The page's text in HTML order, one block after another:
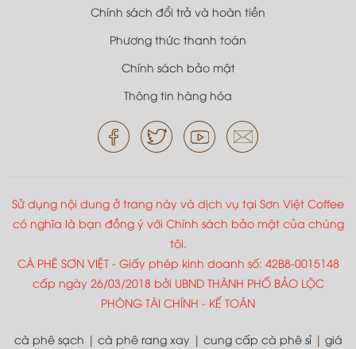
Chính sách đổi trả và hoàn tiền
Phương thức thanh toán
Chính sách bảo mật
Thông tin hàng hóa
Sử dụng nội dung ở trang này và dịch vụ tại Sơn Việt Coffee
có nghĩa là bạn đồng ý với Chính sách bảo mật của chúng
tôi.
CÀ PHÊ SƠN VIỆT - Giấy phép kinh doanh số: 42B8-0015148
cấp ngày 26/03/2018 bởi UBND THÀNH PHỐ BẢO LỘC
PHÒNG TÀI CHÍNH - KẾ TOÁN
cà phê sạch | cà phê rang xay | cung cấp cà phê sỉ| giá